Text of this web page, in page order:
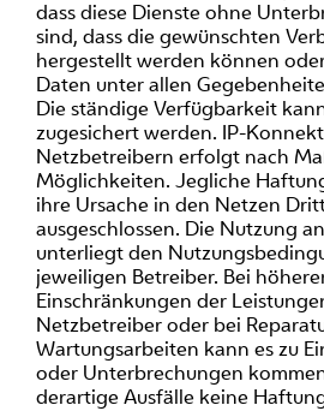
dass diese Dienste ohne
sind, dass die gewünschten
hergestellt werden können
Daten unter allen
Die ständige Verfügbarkeit
zugesichert werden. IP-
Netzbetreibern erfolgt nach
Möglichkeiten. Jegliche
ihre Ursache in den Netzen
ausgeschlossen. Die Nutzung
unterliegt den
jeweiligen Betreiber. Bei
Einschränkungen der
Netzbetreiber oder bei
Wartungsarbeiten kann es zu
oder Unterbrechungen
derartige Ausfälle keine